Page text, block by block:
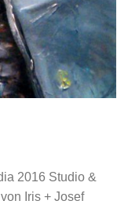
2016 Studio &
Iris + Josef